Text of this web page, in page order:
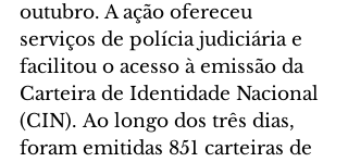
outubro. A ação ofereceu
serviços de polícia judiciária e
facilitou o acesso à emissão da
Carteira de Identidade Nacional
(CIN). Ao longo dos três dias,
foram emitidas 851 carteiras de